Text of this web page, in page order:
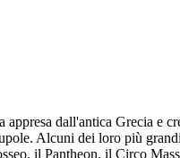
dall'antica Grecia e
Alcuni dei loro più
il Pantheon, il Circo